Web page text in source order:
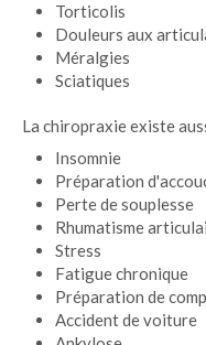
Torticolis
Douleurs aux
Méralgies
Sciatiques
La chiropraxie existe
Insomnie
Préparation
Perte de souplesse
Rhumatisme
Stress
Fatigue chronique
Préparation de
Accident de voiture